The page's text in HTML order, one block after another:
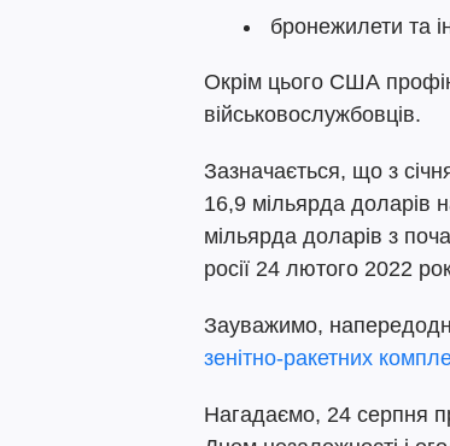
бронежилети та
Окрім цього США
військовослужбовців.
Зазначається, що з
16,9 мільярда доларів
мільярда доларів з
росії 24 лютого 2022
Зауважимо,
зенітно-ракетних
Нагадаємо, 24 серпня